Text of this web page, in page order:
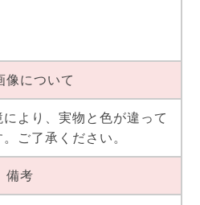
像について
より、実物と色が違って
ご了承ください。
備考